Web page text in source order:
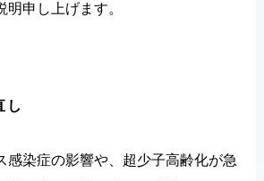
申し上げます。
し
感染症の影響や、超少子高齢化が急